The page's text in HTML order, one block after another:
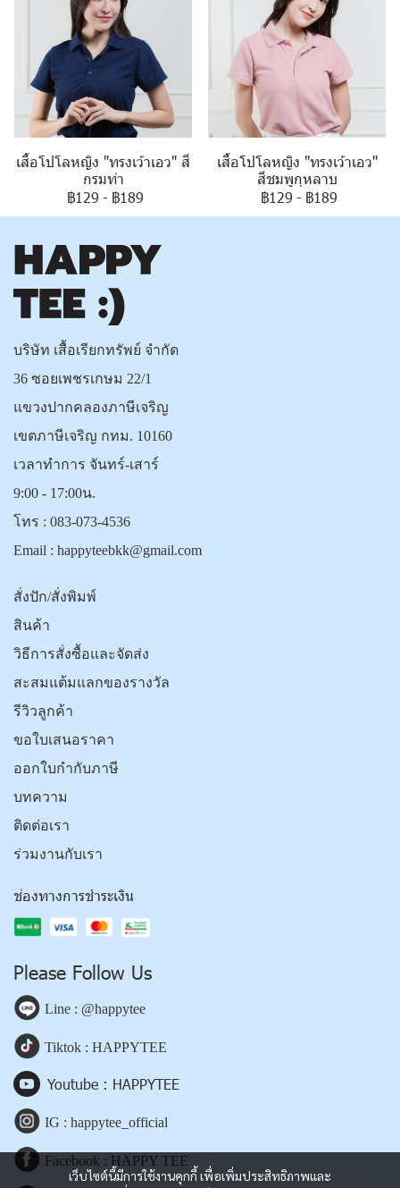
เสื้อโปโลหญิง "ทรงเว้าเอว" สี
กรมท่า
฿129 - ฿189
เสื้อโปโลหญิง "ทรงเว้าเอว"
สีชมพูกุหลาบ
฿129 - ฿189
เว็บไซต์นี้มีการใช้งานคุกกี้ เพื่อเพิ่มประสิทธิภาพและ
บริษัท เสื้อเรียกทรัพย์ จำกัด
36 ซอยเพชรเกษม 22/1
แขวงปากคลองภาษีเจริญ
เขตภาษีเจริญ กทม. 10160
เวลาทำการ จันทร์-เสาร์
9:00 - 17:00น.
โทร : 083-073-4536
Email : happyteebkk@gmail.com
สั่งปัก/สั่งพิมพ์
สินค้า
วิธีการสั่งซื้อและจัดส่ง
สะสมแต้มแลกของรางวัล
รีวิวลูกค้า
ขอใบเสนอราคา
ออกใบกำกับภาษี
บทความ
ติดต่อเรา
ร่วมงานกับเรา
ช่องทางการชำระเงิน
Please Follow Us
Line : @happytee
Tiktok : HAPPYTEE
Youtube : HAPPYTEE
IG : happytee_official
Facebook : HAPPY TEE